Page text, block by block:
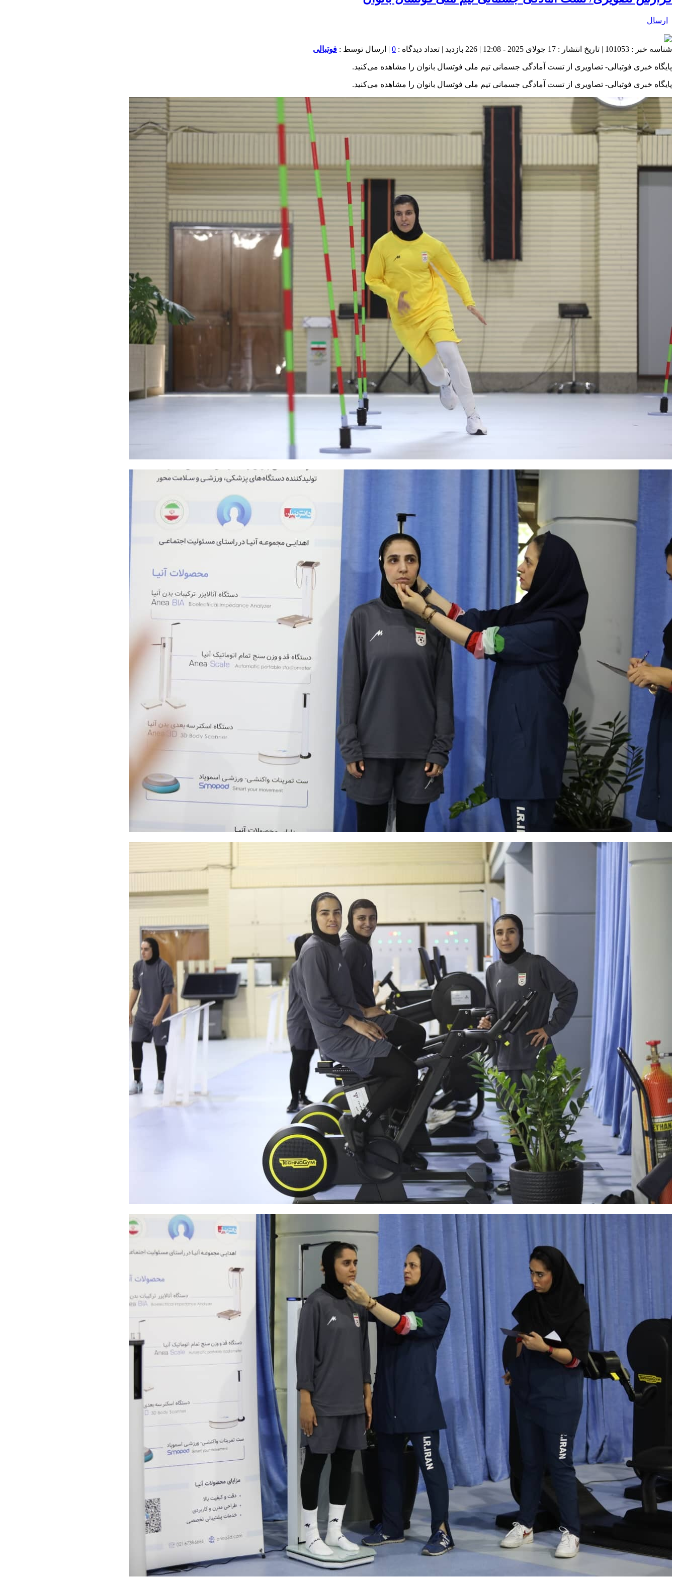
ارسال
شناسه خبر : 101053 | تاریخ انتشار : 17 جولای 2025 - 12:08 | 226 بازدید | تعداد دیدگاه : 0 | ارسال توسط : فوتبالی
پایگاه خبری فوتبالی- تصاویری از تست آمادگی جسمانی تیم ملی فوتسال بانوان را مشاهده می‌کنید.
پایگاه خبری فوتبالی- تصاویری از تست آمادگی جسمانی تیم ملی فوتسال بانوان را مشاهده می‌کنید.